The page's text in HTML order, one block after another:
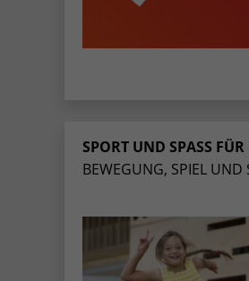
SPORT UND SPASS
BEWEGUNG, SPIEL UND